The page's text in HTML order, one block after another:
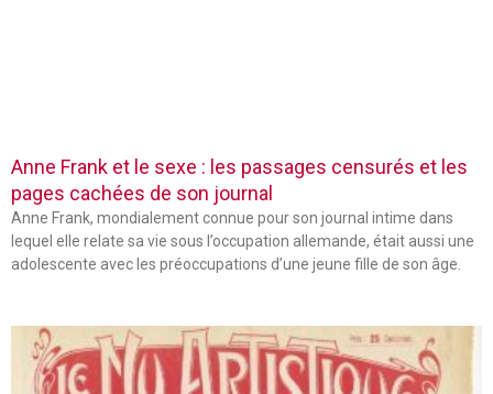
Anne Frank et le sexe : les passages censurés et les
pages cachées de son journal
Anne Frank, mondialement connue pour son journal intime dans
lequel elle relate sa vie sous l’occupation allemande, était aussi une
adolescente avec les préoccupations d’une jeune fille de son âge.